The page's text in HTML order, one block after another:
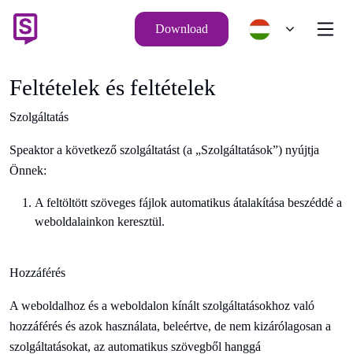
Download
Feltételek és feltételek
Szolgáltatás
Speaktora következő szolgáltatást (a „Szolgáltatások”) nyújtja
Önnek:
A feltöltött szöveges fájlok automatikus átalakítása beszéddé a
weboldalainkon keresztül.
Hozzáférés
A weboldalhoz és a weboldalon kínált szolgáltatásokhoz való
hozzáférés és azok használata, beleértve, de nem kizárólagosan a
szolgáltatásokat, az automatikus szövegből hanggá